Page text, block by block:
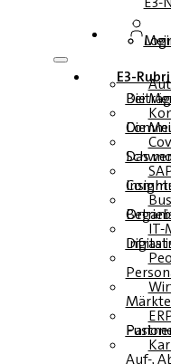
E3-
Die Menschen hinter
Die Meinung der
Das
Insights aus der
Betriebswirtschaft
IT-
Infrastruktur
Fusionen,
Auf-,